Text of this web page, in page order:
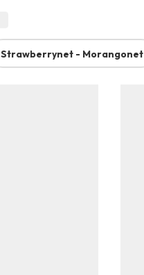
Strawberrynet - Morangonet